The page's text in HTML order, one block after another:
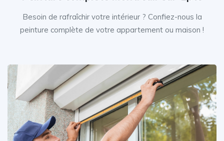
Besoin de rafraîchir votre intérieur ? Confiez-nous la
peinture complète de votre appartement ou maison !